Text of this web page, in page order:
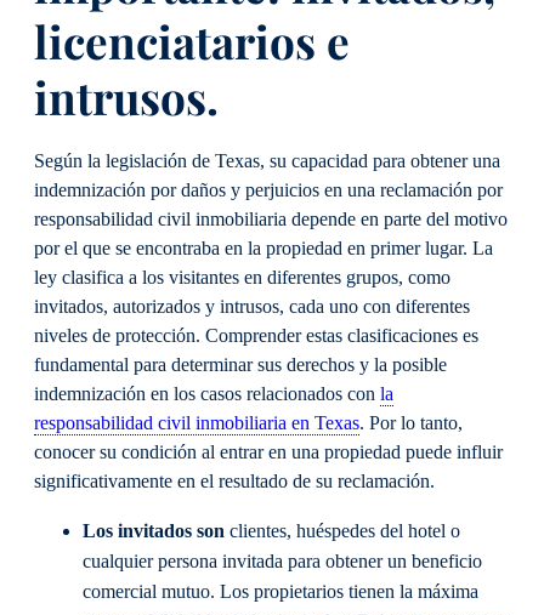
licenciatarios e
intrusos.
Según la legislación de Texas, su capacidad para obtener una
indemnización por daños y perjuicios en una reclamación por
responsabilidad civil inmobiliaria depende en parte del motivo
por el que se encontraba en la propiedad en primer lugar. La
ley clasifica a los visitantes en diferentes grupos, como
invitados, autorizados y intrusos, cada uno con diferentes
niveles de protección. Comprender estas clasificaciones es
fundamental para determinar sus derechos y la posible
indemnización en los casos relacionados con la
responsabilidad civil inmobiliaria en Texas. Por lo tanto,
conocer su condición al entrar en una propiedad puede influir
significativamente en el resultado de su reclamación.
Los invitados son clientes, huéspedes del hotel o
cualquier persona invitada para obtener un beneficio
comercial mutuo. Los propietarios tienen la máxima